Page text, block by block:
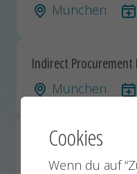
München
Indirect
München
Acquisition Manager
(m/w/d)
Cookies
Wenn du auf